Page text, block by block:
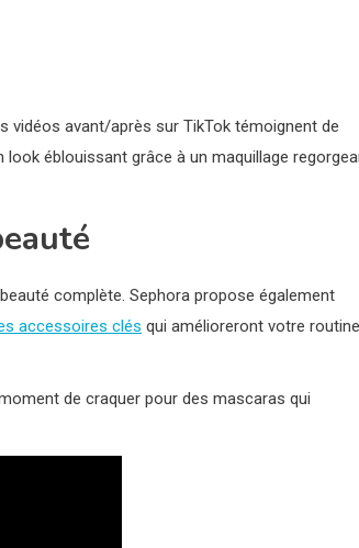
vidéos avant/après sur TikTok témoignent de
éblouissant grâce à un maquillage
complète. Sephora propose également
accessoires clés qui amélioreront votre
de craquer pour des mascaras qui